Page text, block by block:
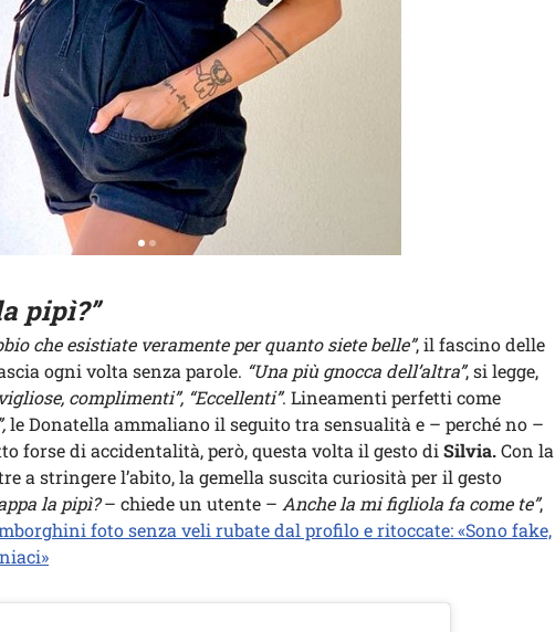
pipì?”
che esistiate veramente per quanto siete belle”, il fascino delle
ogni volta senza parole. “Una più gnocca dell’altra”, si legge,
complimenti”, “Eccellenti”. Lineamenti perfetti come
le Donatella ammaliano il seguito tra sensualità e – perché no –
forse di accidentalità, però, questa volta il gesto di Silvia.Con la
a stringere l’abito, la gemella suscita curiosità per il gesto
la pipì?– chiede un utente – Anche la mi figliola fa come te”,
foto senza veli rubate dal profilo e ritoccate: «Sono fake,